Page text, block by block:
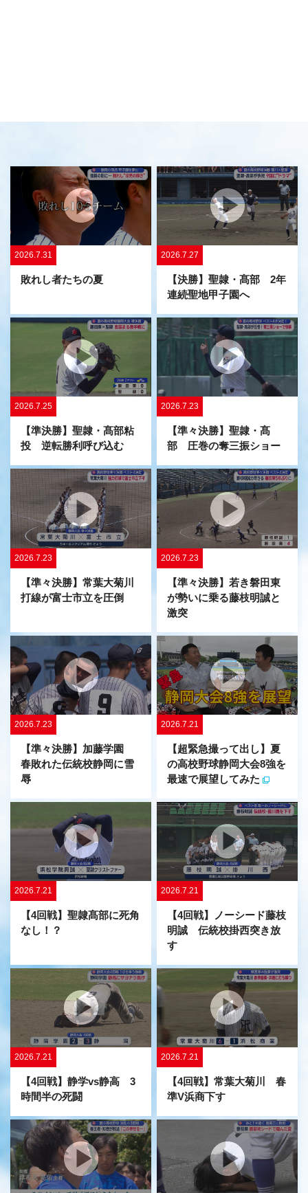
2026.7.31
敗れし者たちの夏
2026.7.27
【決勝】聖隷・髙部 2年
連続聖地甲子園へ
2026.7.25
【準決勝】聖隷・髙部粘
投 逆転勝利呼び込む
2026.7.23
【準々決勝】聖隷・髙
部 圧巻の奪三振ショー
2026.7.23
【準々決勝】常葉大菊川
打線が富士市立を圧倒
2026.7.23
【準々決勝】若き磐田東
が勢いに乗る藤枝明誠と
激突
2026.7.23
【準々決勝】加藤学園
春敗れた伝統校静岡に雪
辱
2026.7.21
【超緊急撮って出し】夏
の高校野球静岡大会8強を
最速で展望してみた
2026.7.21
【4回戦】聖隷髙部に死角
なし！？
2026.7.21
【4回戦】ノーシード藤枝
明誠 伝統校掛西突き放
す
2026.7.21
【4回戦】静学vs静高 3
時間半の死闘
2026.7.21
【4回戦】常葉大菊川 春
準V浜商下す